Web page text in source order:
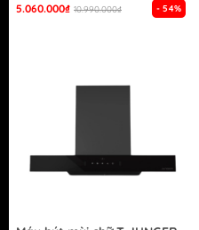
- 54%
5.060.000₫ 10.990.000₫